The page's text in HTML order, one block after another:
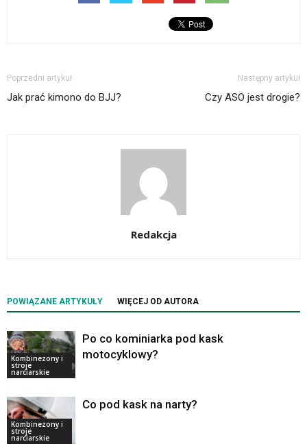
Poprzedni artykuł
Jak prać kimono do BJJ?
Następny artykuł
Czy ASO jest drogie?
Redakcja
POWIĄZANE ARTYKUŁY WIĘCEJ OD AUTORA
Kombinezony i
stroje
narciarskie
Po co kominiarka pod kask
motocyklowy?
Kombinezony i
stroje
narciarskie
Co pod kask na narty?